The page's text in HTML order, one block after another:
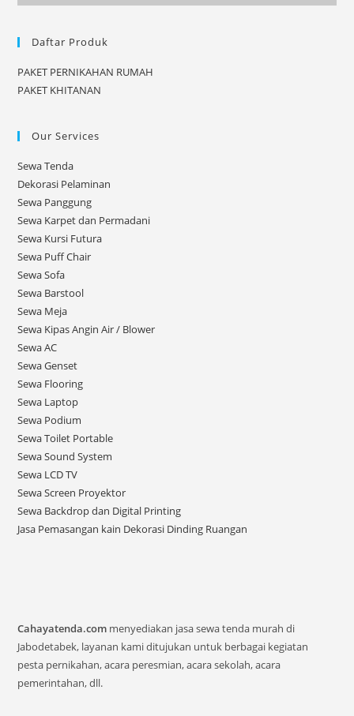
Daftar Produk
PAKET PERNIKAHAN RUMAH
PAKET KHITANAN
Our Services
Sewa Tenda
Dekorasi Pelaminan
Sewa Panggung
Sewa Karpet dan Permadani
Sewa Kursi Futura
Sewa Puff Chair
Sewa Sofa
Sewa Barstool
Sewa Meja
Sewa Kipas Angin Air / Blower
Sewa AC
Sewa Genset
Sewa Flooring
Sewa Laptop
Sewa Podium
Sewa Toilet Portable
Sewa Sound System
Sewa LCD TV
Sewa Screen Proyektor
Sewa Backdrop dan Digital Printing
Jasa Pemasangan kain Dekorasi Dinding Ruangan
Cahayatenda.com menyediakan jasa sewa tenda murah di
Jabodetabek, layanan kami ditujukan untuk berbagai kegiatan
pesta pernikahan, acara peresmian, acara sekolah, acara
pemerintahan, dll.